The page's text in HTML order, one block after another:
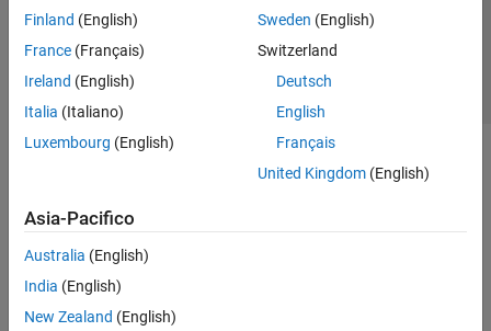
Finland (English)
France (Français)
Ireland (English)
Italia (Italiano)
Luxembourg (English)
Sweden (English)
Switzerland
Deutsch
English
Français
United Kingdom(English)
Asia-Pacifico
Australia (English)
India (English)
New Zealand (English)